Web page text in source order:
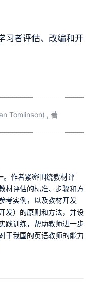
习者评估、改编和开
Tomlinson) , 著
。作者紧密围绕教材评
材评估的标准、步骤和方
考实例，以及教材开发
发）的原则和方法，并设
践训练，帮助教师进一步
于我国的英语教师的能力